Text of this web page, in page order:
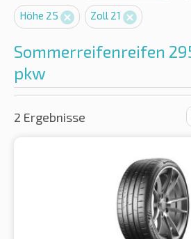
Höhe 25 Zoll 21
Sommerreifenreifen
pkw
2 Ergebnisse